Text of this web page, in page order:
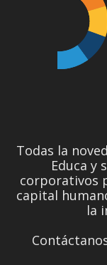
Todas la
Educa y
corporativos
capital
la